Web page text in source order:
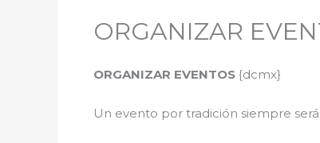
ORGANIZAR
ORGANIZAR EVENTOS {dcmx}
Un evento por tradición siempre